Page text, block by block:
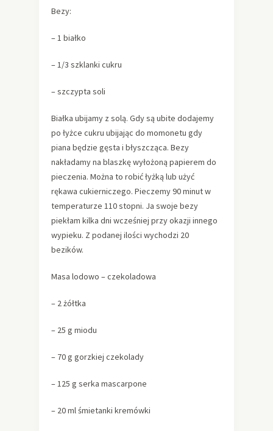
Bezy:
– 1 białko
– 1/3 szklanki cukru
– szczypta soli
Białka ubijamy z solą. Gdy są ubite dodajemy
po łyżce cukru ubijając do momonetu gdy
piana będzie gęsta i błyszcząca. Bezy
nakładamy na blaszkę wyłożoną papierem do
pieczenia. Można to robić łyżką lub użyć
rękawa cukierniczego. Pieczemy 90 minut w
temperaturze 110 stopni. Ja swoje bezy
piekłam kilka dni wcześniej przy okazji innego
wypieku. Z podanej ilości wychodzi 20
bezików.
Masa lodowo – czekoladowa
– 2 żółtka
– 25 g miodu
– 70 g gorzkiej czekolady
– 125 g serka mascarpone
– 20 ml śmietanki kremówki